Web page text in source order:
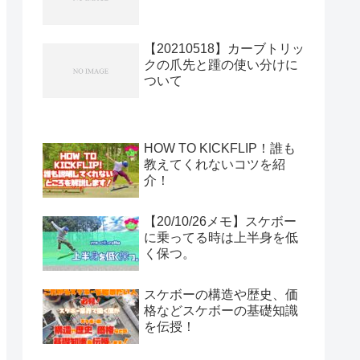
【20210518】カーブトリッ
クの爪先と踵の使い分けに
ついて
HOW TO KICKFLIP！誰も
教えてくれないコツを紹
介！
【20/10/26メモ】スケボー
に乗ってる時は上半身を低
く保つ。
スケボーの構造や歴史、価
格などスケボーの基礎知識
を伝授！